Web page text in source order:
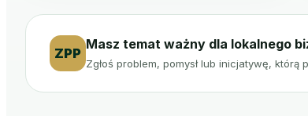
ZPP
Masz temat ważny dla lokalnego
Zgłoś problem, pomysł lub inicjatywę, którą